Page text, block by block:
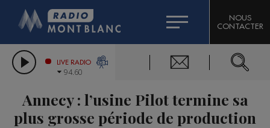
LES CHRONIQUES DE L'EXPERT
CITIZEN MACHINERY
GRAND MASSIF DOMAINES SKIABLES
BIGARD
COMPAGNIE DU MONT-BLANC
NOUS
CONTACTER
LIVE RADIO
94.60
Annecy : l’usine Pilot termine sa
plus grosse période de production